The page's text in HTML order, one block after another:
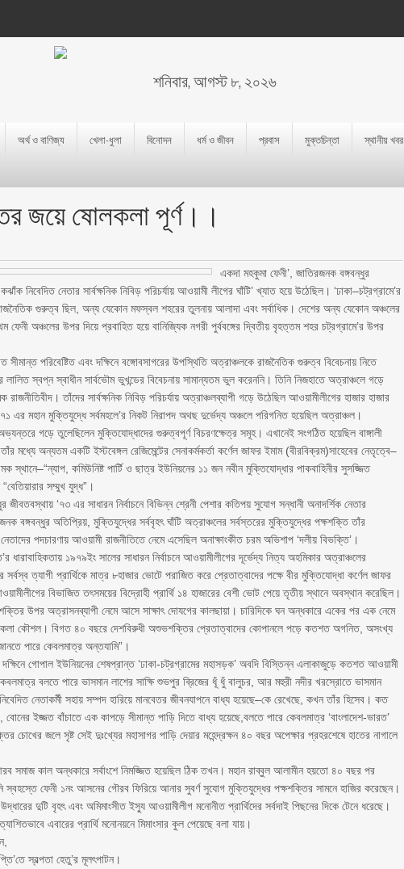
শনিবার, আগস্ট ৮, ২০২৬
অর্থ ও বাণিজ্য খেলা-ধুলা বিনোদন ধর্ম ও জীবন প্রবাস মুক্তচিন্তা স্থানীয় খবর
জয়ে ষোলকলা পূর্ণ।।
একদা মহকুমা ফেনী’, জাতিরজনক বঙ্গবন্ধুর
নিবেদিত নেতার সার্বক্ষনিক নিবিড় পরিচর্যায় আওয়ামী লীগের ঘাঁটি’ খ্যাত হয়ে উঠেছিল। ‘ঢাকা–চট্রগ্রামে’র
গুরুত্ব ছিল, অন্য যেকোন মফস্বল শহরের তুলনায় আলাদা এবং সর্বাধিক। দেশের অন্য যেকোন অঞ্চলের
ফেনী অঞ্চলের উপর দিয়ে প্রবাহিত হয়ে বানিজ্যিক নগরী পুর্ববঙ্গের দ্বিতীয় বৃহত্তম শহর চট্রগ্রামে’র উপর
পরিবেষ্টিত এবং দক্ষিনে বঙ্গোবসাগরের উপস্থিতি অত্রাঞ্চলকে রাজনৈতিক গুরুত্ব বিবেচনায় নিতে
লালিত স্বপ্ন স্বাধীন সার্বভৌম ভুখন্ডের বিবেচনায় সামান্যতম ভুল করেননি। তিনি নিজহাতে অত্রাঞ্চলে গড়ে
তাঁদের সার্বক্ষনিক নিবিড় পরিচর্যায় অত্রাঞ্চলব্যাপী গড়ে উঠেছিল আওয়ামীলীগের হাজার হাজার
এর মহান মুক্তিযুদ্ধে সর্বমহলে’র নিকট নিরাপদ অথছ দুর্ভেদ্য অঞ্চলে পরিগনিত হয়েছিল অত্রাঞ্চল।
গড়ে তুলেছিলেন মুক্তিযোদ্ধাদের গুরুত্বপূর্ণ বিচরণক্ষেত্র সমূহ। এখানেই সংগঠিত হয়েছিল বাঙ্গালী
অন্যতম একটি ইস্টবেঙ্গল রেজিমেন্টের সেনাকর্মকর্তা কর্ণেল জাফর ইমাম (বীরবিক্রম)সাহেবের নেতৃত্বে–
স্থানে–“ন্যাপ, কমিউনিষ্ট পার্টি ও ছাত্র ইউনিয়নের ১১ জন নবীন মুক্তিযোদ্ধার পাকবাহিনীর সুসজ্জিত
সম্মুখ যুদ্ধ”।
‘৭৩ এর সাধারন নির্বাচনে বিভিন্ন শ্রেনী পেশার কতিপয় সুযোগ সন্ধানী অনাদর্শিক নেতার
অতিপ্রিয়, মুক্তিযুদ্ধের সর্ববৃহৎ ঘাঁটি অত্রাঞ্চলের সর্বস্তরের মুক্তিযুদ্ধের পক্ষশক্তি তাঁর
পদচারণায় আওয়ামী রাজনীতিতে নেমে এসেছিল অনাক্ষাংকীত চরম অভিশাপ ‘দলীয় বিভক্তি’।
ধারাবাহিকতায় ১৯৭৯ইং সালের সাধারন নির্বাচনে আওয়ামীলীগের দূর্ভেদ্য নিত্য অহমিকার অত্রাঞ্চলের
সর্বস্ব ত্যাগী প্রার্থিকে মাত্র ৮হাজার ভোটে পরাজিত করে প্রেতাত্বাদের পক্ষে বীর মুক্তিযোদ্ধা কর্ণেল জাফর
বিভাজিত তৎসময়ের বিদ্রোহী প্রার্থি ১৪ হাজারের বেশী ভোট পেয়ে তৃতীয় স্থানে অবস্থান করেছিল।
উপর অত্রাসনব্যাপী নেমে আসে সাক্ষাৎ দোযগের কালছায়া। চারিদিকে ঘন অন্ধকারে একের পর এক নেমে
কৌশল। বিগত ৪০ বছরে দেশবিরুধী অশুভশক্তির প্রেতাত্বাদের কোপানলে পড়ে কতশত অগনিত, অসংখ্য
পারে কেবলমাত্র অন্তযামি”।
গোপাল ইউনিয়নের শেষপ্রান্ত ‘ঢাকা-চট্রগ্রামের মহাসড়ক’ অবদি বিস্তিন্ন এলাকাজুড়ে কতশত আওয়ামী
বলতে পারে ভাসমান লাশের সাক্ষি শুভপুর ব্রিজের ধূঁ ধুঁ বালুচর, আর মহুরী নদীর খরস্রোতে ভাসমান
নেতাকর্মী সহায় সম্পদ হারিয়ে মানবেতর জীবনযাপনে বাধ্য হয়েছে–কে রেখেছে, কখন তাঁর হিসেব। কত
ইজ্জত বাঁচাতে এক কাপড়ে সীমান্ত পাড়ি দিতে বাধ্য হয়েছে,বলতে পারে কেবলমাত্র ‘বাংলাদেশ-ভারত’
চোখের জলে সৃষ্ট সেই দুঃখ্যের মহাসাগর পাড়ি দেয়ার মহেন্দ্রক্ষন ৪০ বছর অপেক্ষার প্রহরশেষে হাতের নাগালে
সমাজ কাল অন্ধকারে সর্বাংশে নিমজ্জিত হয়েছিল ঠিক তখন। মহান রাব্বুল আলামীন হয়তো ৪০ বছর পর
স্বহস্তে ফেনী ১নং আসনের গৌরব ফিরিয়ে আনার সুবর্ণ সুযোগ মুক্তিযুদ্ধের পক্ষশক্তির সামনে হাজির করেছেন।
দুটি বৃহৎ এবং অমিমাংসীত ইস্যু আওয়ামীলীগ মনোনীত প্রার্থিদের সর্বদাই পিছনের দিকে টেনে ধরেছে।
এবারের প্রার্থি মনোনয়নে মিমাংসার কুল পেয়েছে বলা যায়।
স্বল্পতা হেতু’র মূলৎপাটন।